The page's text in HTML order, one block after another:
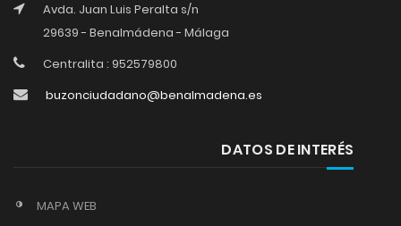
Avda. Juan Luis Peralta s/n
29639 - Benalmádena - Málaga
Centralita : 952579800
buzonciudadano@benalmadena.es
DATOS DE INTERÉS
MAPA WEB